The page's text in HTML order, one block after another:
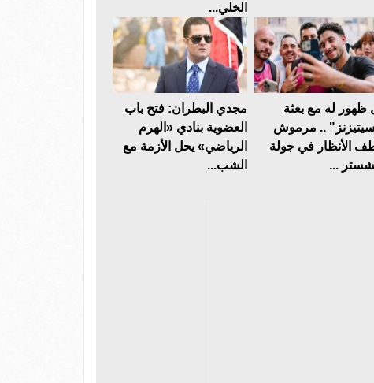
الخلي...
ظهور له مع بعثة
.. مرموش
الأنظار في جولة
...
مجدي البطران: فتح باب
العضوية بنادي «الهرم
الرياضي» يحل الأزمة مع
الشب...